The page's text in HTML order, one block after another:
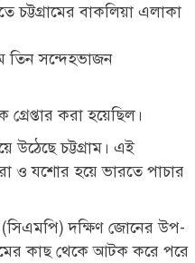
চট্টগ্রামের বাকলিয়া এলাকা
তিন সন্দেহভাজন
করা হয়েছিল।
উঠেছে চট্টগ্রাম। এই
ও যশোর হয়ে ভারতে পাচার
(সিএমপি) দক্ষিণ জোনের উপ-
কাছ থেকে আটক করে পরে